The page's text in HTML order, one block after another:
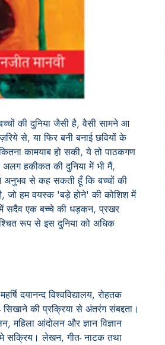
की दुनिया जैसी है, वैसी सामने आ
से, या फिर बनी बनाई छवियों के
कामयाब हो सकी, ये तो पाठकगण
हकीकत की दुनिया में भी मैं,
अनुभव से कह सकती हूँ कि बच्चों की
जो हम वयस्क 'बड़े होने' की कोशिश में
सदैव एक बच्चे की धड़कन, प्रखर
रूप से इस दुनिया को अधिक
दयानन्द विश्वविद्यालय, रोहतक
की प्रक्रिया से अंतरंग संबद्दता।
महिला आंदोलन और ज्ञान विज्ञान
मे सक्रिय। लेखन, गीत- नाटक तथा